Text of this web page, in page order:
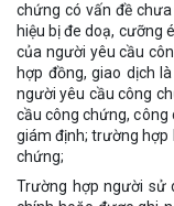
chứng có vấn đề
hiệu bị đe doạ, cưỡng
của người yêu cầu
hợp đồng, giao dịch
người yêu cầu công
cầu công chứng, công
giám định; trường hợp
chứng;
Trường hợp người sử